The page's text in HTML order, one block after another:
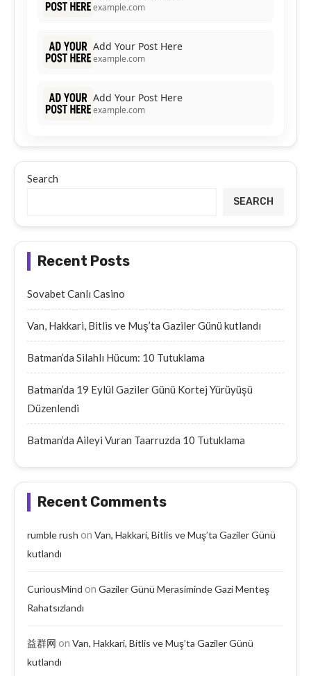
example.com
Add Your Post Here
example.com
Add Your Post Here
example.com
Search
SEARCH
Recent Posts
Sovabet Canlı Casino
Van, Hakkari, Bitlis ve Muş’ta Gaziler Günü kutlandı
Batman’da Silahlı Hücum: 10 Tutuklama
Batman’da 19 Eylül Gaziler Günü Kortej Yürüyüşü
Düzenlendi
Batman’da Aileyi Vuran Taarruzda 10 Tutuklama
Recent Comments
rumble rush on Van, Hakkari, Bitlis ve Muş’ta Gaziler Günü
kutlandı
CuriousMind on Gaziler Günü Merasiminde Gazi Menteş
Rahatsızlandı
益群网 on Van, Hakkari, Bitlis ve Muş’ta Gaziler Günü
kutlandı